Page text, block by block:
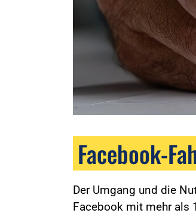
Facebook-
Der Umgang und die
Facebook mit mehr als